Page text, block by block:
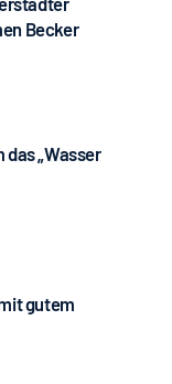
Becker
das „Wasser
gutem